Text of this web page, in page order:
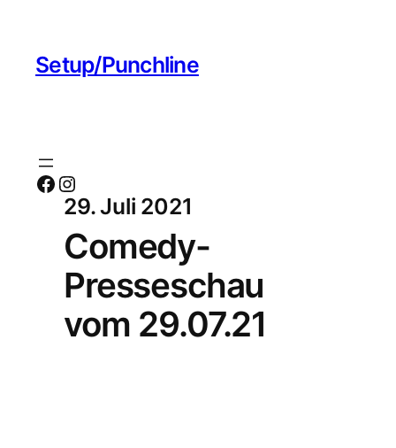
Setup/Punchline
Facebook Instagram
29. Juli 2021
Comedy-
Presseschau
vom 29.07.21